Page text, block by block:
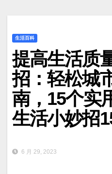
生活百科
提高生活质
招：轻松城
南，15个实
生活小妙招
6 月 29, 2023